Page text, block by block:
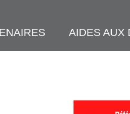
AIDES AUX